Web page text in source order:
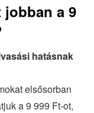
jobban a 9
hatásnak
elsősorban
a 9 999 Ft-ot,